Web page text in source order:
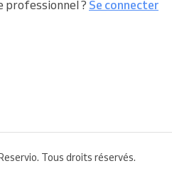
professionnel ? Se connecter
Tous droits réservés.